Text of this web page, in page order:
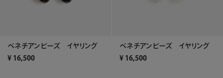
ベネチアンビーズ イヤリング
¥ 16,500
ベネチアンビーズ イヤリング
¥ 16,500